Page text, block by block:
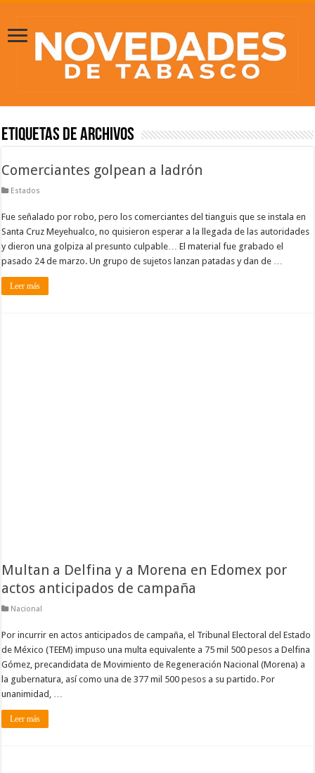
Etiquetas de Archivos
Comerciantes golpean a ladrón
Estados
Fue señalado por robo, pero los comerciantes del tianguis que se instala en
Santa Cruz Meyehualco, no quisieron esperar a la llegada de las autoridades
y dieron una golpiza al presunto culpable… El material fue grabado el
pasado 24 de marzo. Un grupo de sujetos lanzan patadas y dan de …
Leer más
Multan a Delfina y a Morena en Edomex por
actos anticipados de campaña
Nacional
Por incurrir en actos anticipados de campaña, el Tribunal Electoral del Estado
de México (TEEM) impuso una multa equivalente a 75 mil 500 pesos a Delfina
Gómez, precandidata de Movimiento de Regeneración Nacional (Morena) a
la gubernatura, así como una de 377 mil 500 pesos a su partido. Por
unanimidad, …
Leer más